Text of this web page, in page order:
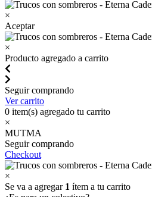
×
Aceptar
×
Producto agregado a carrito
Seguir comprando
Ver carrito
0 item(s) agregado tu carrito
×
MUTMA
Seguir comprando
Checkout
×
Se va a agregar 1 ítem a tu carrito